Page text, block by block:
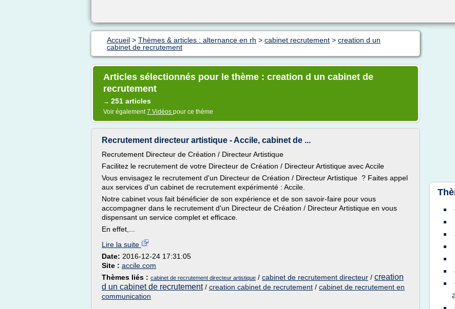
Accueil > Thèmes & articles : alternance en rh > cabinet recrutement > creation d un
cabinet de recrutement
Articles sélectionnés pour le thème : creation d un cabinet de
recrutement
→ 251 articles
Voir également7 Vidéos pour ce thème
Recrutement directeur artistique - Accile, cabinet de ...
Recrutement Directeur de Création / Directeur Artistique
Facilitez le recrutement de votre Directeur de Création / Directeur Artistique avec Accile
Vous envisagez le recrutement d'un Directeur de Création / Directeur Artistique ? Faites appel
aux services d'un cabinet de recrutement expérimenté : Accile.
Notre cabinet vous fait bénéficier de son expérience et de son savoir-faire pour vous
accompagner dans le recrutement d'un Directeur de Création / Directeur Artistique en vous
dispensant un service complet et efficace.
En effet,...
Lire la suite
Date: 2016-12-24 17:31:05
Site : accile.com
Thèmes liés : cabinet de recrutement directeur artistique / cabinet de recrutement directeur / creation
d un cabinet de recrutement/ creation cabinet de recrutement / cabinet de recrutement en
communication